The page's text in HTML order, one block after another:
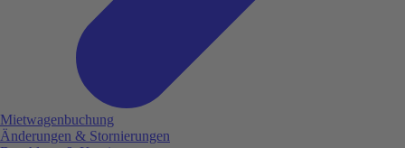
Mietwagenbuchung
Änderungen & Stornierungen